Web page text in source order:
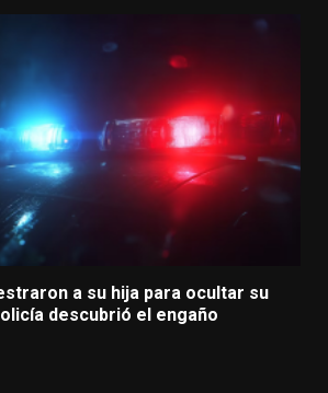
a su hija para ocultar su
descubrió el engaño